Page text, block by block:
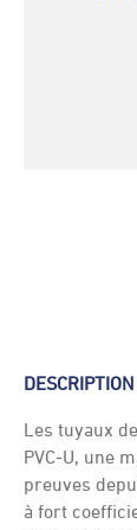
DESCRIPTION
Les tuyaux
PVC-U, une
preuves
à fort